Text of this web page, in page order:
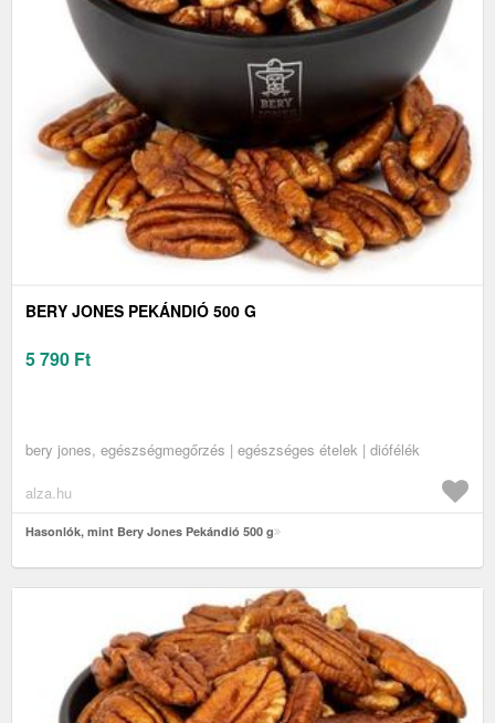
BERY JONES PEKÁNDIÓ 500 G
5 790 Ft
bery jones, egészségmegőrzés | egészséges ételek | diófélék
alza.hu
Hasonlók, mint Bery Jones Pekándió 500 g